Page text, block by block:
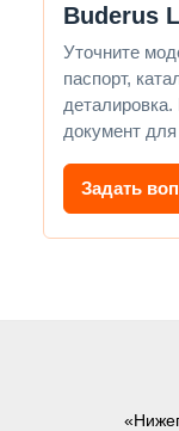
Buderus
Уточните
паспорт,
документ
Задать